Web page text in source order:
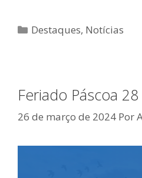
Categorias
Destaques, Notícias
Feriado Páscoa
26 de março de 2024 Por